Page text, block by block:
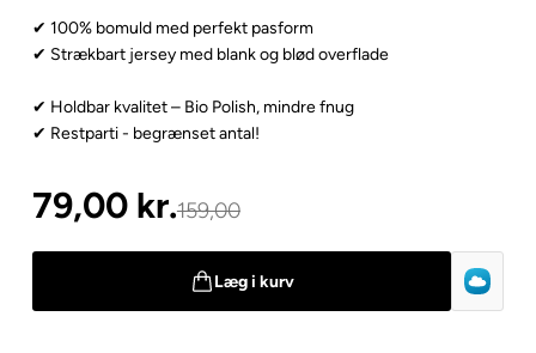
✔ 100% bomuld med perfekt pasform
✔ Strækbart jersey med blank og blød overflade
✔ Holdbar kvalitet – Bio Polish, mindre fnug
✔ Restparti - begrænset antal!
79,00 kr.159,00
Læg i kurv